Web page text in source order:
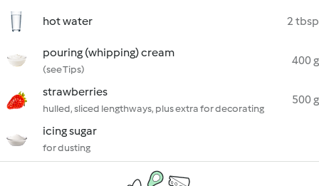
hot water 2 tbsp
pouring (whipping) cream
(see Tips)
400 g
strawberries
hulled, sliced lengthways, plus extra for decorating
500 g
icing sugar
for dusting